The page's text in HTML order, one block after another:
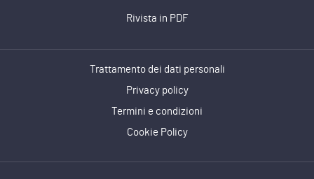
Rivista in PDF
Trattamento dei dati personali
Privacy policy
Termini e condizioni
Cookie Policy